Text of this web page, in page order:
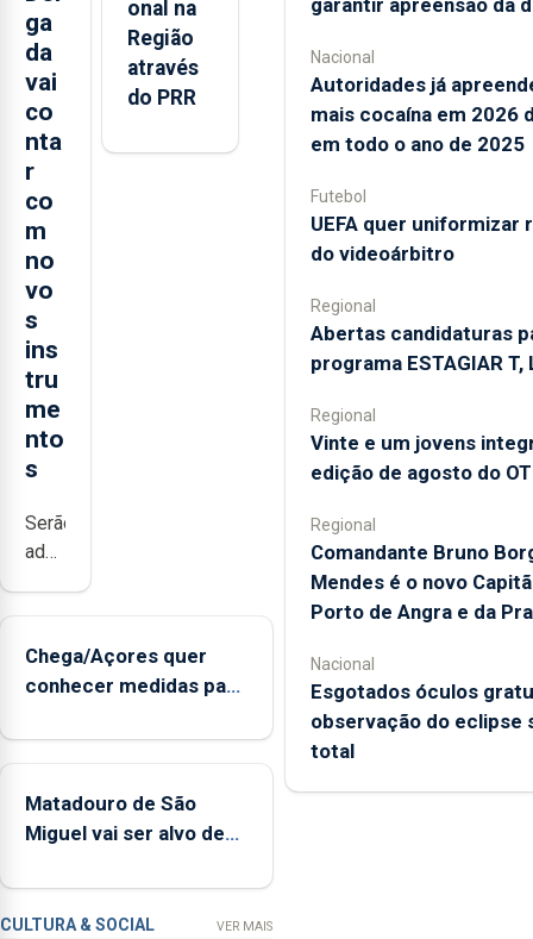
semanais ou da revista.
ASSINE HOJE
Já sou assinante
ga
da
vai
co
nta
r
co
m
no
vo
s
ins
tru
me
nto
s
Serão
adquiridos
instrumentos
uma
harpa,
permitindo
reforçar
condições
de
onal na
Região
através
do PRR
Chega/Açores quer
conhecer medidas para
pública regional
Matadouro de São
Miguel vai ser alvo de
CULTURA & SOCIAL VER MAIS
garantir apreensão da
Nacional
Autoridades já
mais cocaína em 2026
em todo o ano de 2025
Futebol
UEFA quer uniformizar
do videoárbitro
Regional
Abertas candidaturas
programa ESTAGIAR T,
Regional
Vinte e um jovens
edição de agosto do
Regional
Comandante Bruno
Mendes é o novo
Porto de Angra e da
Nacional
Esgotados óculos
observação do eclipse
total